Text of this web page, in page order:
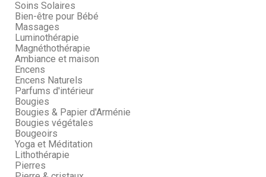
Soins Solaires
Bien-être pour Bébé
Massages
Luminothérapie
Magnéthothérapie
Ambiance et maison
Encens
Encens Naturels
Parfums d'intérieur
Bougies
Bougies & Papier d'Arménie
Bougies végétales
Bougeoirs
Yoga et Méditation
Lithothérapie
Pierres